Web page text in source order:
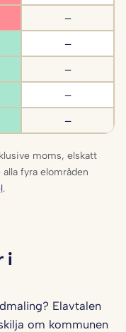
–
–
–
–
–
moms, elskatt
fyra elområden
.
i
Elavtalen
om kommunen